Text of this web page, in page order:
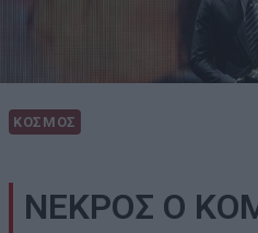
ΚΟΣΜΟΣ
ΝΕΚΡΟΣ Ο